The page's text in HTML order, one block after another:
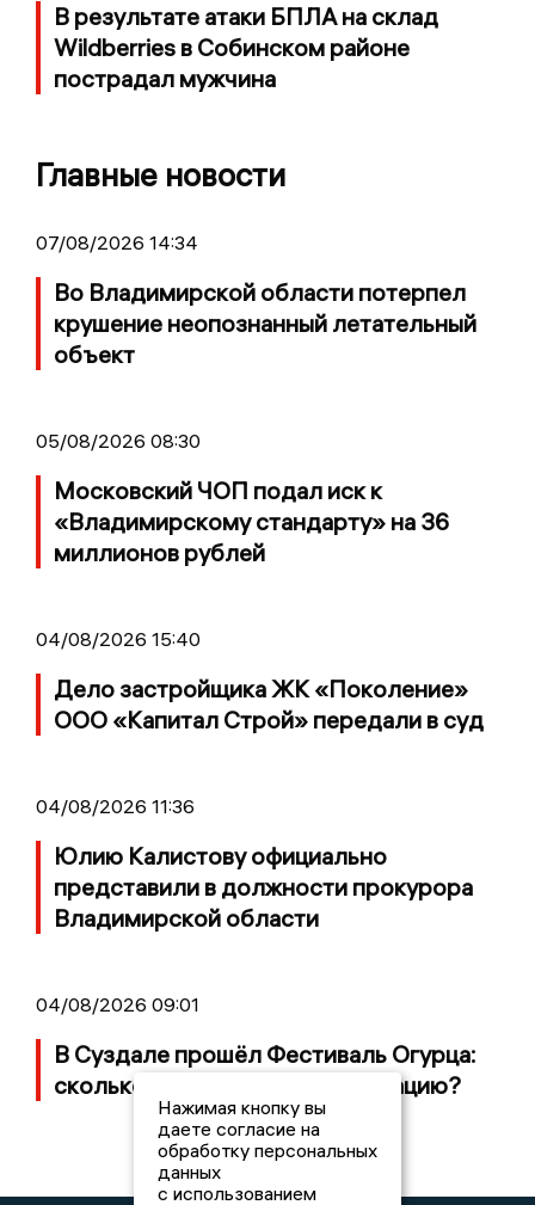
В результате атаки БПЛА на склад
Wildberries в Собинском районе
пострадал мужчина
Главные новости
07/08/2026 14:34
Во Владимирской области потерпел
крушение неопознанный летательный
объект
05/08/2026 08:30
Московский ЧОП подал иск к
«Владимирскому стандарту» на 36
миллионов рублей
04/08/2026 15:40
Дело застройщика ЖК «Поколение»
ООО «Капитал Строй» передали в суд
04/08/2026 11:36
Юлию Калистову официально
представили в должности прокурора
Владимирской области
04/08/2026 09:01
В Суздале прошёл Фестиваль Огурца:
сколько потратили на организацию?
Нажимая кнопку вы
даете согласие на
обработку персональных
данных
с использованием